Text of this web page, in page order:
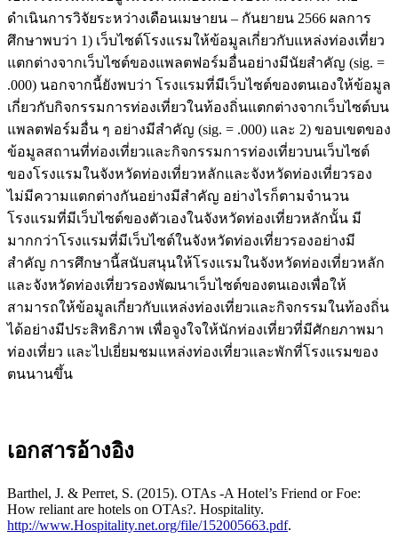
ดำเนินการวิจัยระหว่างเดือนเมษายน – กันยายน 2566 ผลการ
ศึกษาพบว่า 1) เว็บไซต์โรงแรมให้ข้อมูลเกี่ยวกับแหล่งท่องเที่ยว
แตกต่างจากเว็บไซต์ของแพลตฟอร์มอื่นอย่างมีนัยสำคัญ (sig. =
.000) นอกจากนี้ยังพบว่า โรงแรมที่มีเว็บไซต์ของตนเองให้ข้อมูล
เกี่ยวกับกิจกรรมการท่องเที่ยวในท้องถิ่นแตกต่างจากเว็บไซต์บน
แพลตฟอร์มอื่น ๆ อย่างมีสำคัญ (sig. = .000) และ 2) ขอบเขตของ
ข้อมูลสถานที่ท่องเที่ยวและกิจกรรมการท่องเที่ยวบนเว็บไซต์
ของโรงแรมในจังหวัดท่องเที่ยวหลักและจังหวัดท่องเที่ยวรอง
ไม่มีความแตกต่างกันอย่างมีสำคัญ อย่างไรก็ตามจำนวน
โรงแรมที่มีเว็บไซต์ของตัวเองในจังหวัดท่องเที่ยวหลักนั้น มี
มากกว่าโรงแรมที่มีเว็บไซต์ในจังหวัดท่องเที่ยวรองอย่างมี
สำคัญ การศึกษานี้สนับสนุนให้โรงแรมในจังหวัดท่องเที่ยวหลัก
และจังหวัดท่องเที่ยวรองพัฒนาเว็บไซต์ของตนเองเพื่อให้
สามารถให้ข้อมูลเกี่ยวกับแหล่งท่องเที่ยวและกิจกรรมในท้องถิ่น
ได้อย่างมีประสิทธิภาพ เพื่อจูงใจให้นักท่องเที่ยวที่มีศักยภาพมา
ท่องเที่ยว และไปเยี่ยมชมแหล่งท่องเที่ยวและพักที่โรงแรมของ
ตนนานขึ้น
เอกสารอ้างอิง
Barthel, J. & Perret, S. (2015). OTAs -A Hotel’s Friend or Foe:
How reliant are hotels on OTAs?. Hospitality.
http://www.Hospitality.net.org/file/152005663.pdf.